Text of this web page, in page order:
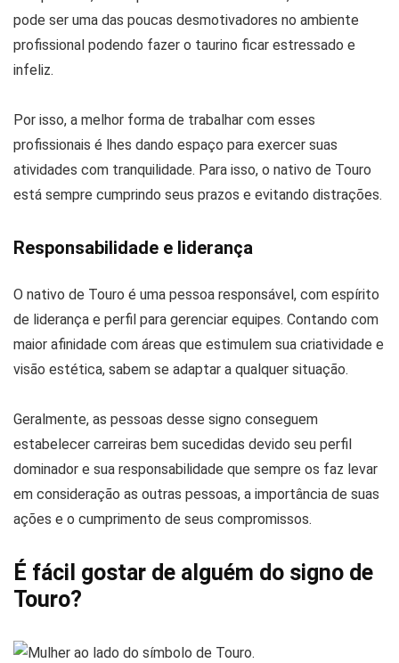
pode ser uma das poucas desmotivadores no ambiente
profissional podendo fazer o taurino ficar estressado e
infeliz.
Por isso, a melhor forma de trabalhar com esses
profissionais é lhes dando espaço para exercer suas
atividades com tranquilidade. Para isso, o nativo de Touro
está sempre cumprindo seus prazos e evitando distrações.
Responsabilidade e liderança
O nativo de Touro é uma pessoa responsável, com espírito
de liderança e perfil para gerenciar equipes. Contando com
maior afinidade com áreas que estimulem sua criatividade e
visão estética, sabem se adaptar a qualquer situação.
Geralmente, as pessoas desse signo conseguem
estabelecer carreiras bem sucedidas devido seu perfil
dominador e sua responsabilidade que sempre os faz levar
em consideração as outras pessoas, a importância de suas
ações e o cumprimento de seus compromissos.
É fácil gostar de alguém do signo de
Touro?